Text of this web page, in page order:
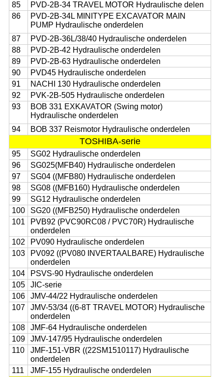
85
PVD-2B-34 TRAVEL MOTOR Hydraulische delen
86
PVD-2B-34L MINITYPE EXCAVATOR MAIN
PUMP Hydraulische onderdelen
87
PVD-2B-36L/38/40 Hydraulische onderdelen
88
PVD-2B-42 Hydraulische onderdelen
89
PVD-2B-63 Hydraulische onderdelen
90
PVD45 Hydraulische onderdelen
91
NACHI 130 Hydraulische onderdelen
92
PVK-2B-505 Hydraulische onderdelen
93
BOB 331 EXKAVATOR (Swing motor)
Hydraulische onderdelen
94
BOB 337 Reismotor Hydraulische onderdelen
TOSHIBA-serie
95
SG02 Hydraulische onderdelen
96
SG025(MFB40) Hydraulische onderdelen
97
SG04 ((MFB80) Hydraulische onderdelen
98
SG08 ((MFB160) Hydraulische onderdelen
99
SG12 Hydraulische onderdelen
100
SG20 ((MFB250) Hydraulische onderdelen
101
PVB92 (PVC90RC08 / PVC70R) Hydraulische
onderdelen
102
PV090 Hydraulische onderdelen
103
PV092 ((PV080 INVERTAALBARE) Hydraulische
onderdelen
104
PSVS-90 Hydraulische onderdelen
105
JIC-serie
106
JMV-44/22 Hydraulische onderdelen
107
JMV-53/34 ((6-8T TRAVEL MOTOR) Hydraulische
onderdelen
108
JMF-64 Hydraulische onderdelen
109
JMV-147/95 Hydraulische onderdelen
110
JMF-151-VBR ((22SM1510117) Hydraulische
onderdelen
111
JMF-155 Hydraulische onderdelen